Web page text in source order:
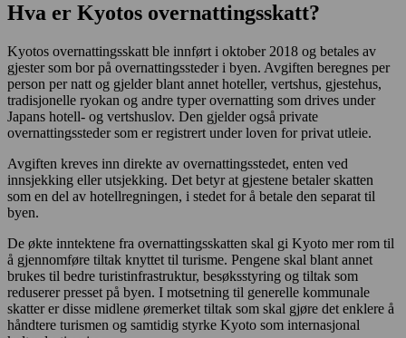
Hva er Kyotos overnattingsskatt?
Kyotos overnattingsskatt ble innført i oktober 2018 og betales av
gjester som bor på overnattingssteder i byen. Avgiften beregnes per
person per natt og gjelder blant annet hoteller, vertshus, gjestehus,
tradisjonelle ryokan og andre typer overnatting som drives under
Japans hotell- og vertshuslov. Den gjelder også private
overnattingssteder som er registrert under loven for privat utleie.
Avgiften kreves inn direkte av overnattingsstedet, enten ved
innsjekking eller utsjekking. Det betyr at gjestene betaler skatten
som en del av hotellregningen, i stedet for å betale den separat til
byen.
De økte inntektene fra overnattingsskatten skal gi Kyoto mer rom til
å gjennomføre tiltak knyttet til turisme. Pengene skal blant annet
brukes til bedre turistinfrastruktur, besøksstyring og tiltak som
reduserer presset på byen. I motsetning til generelle kommunale
skatter er disse midlene øremerket tiltak som skal gjøre det enklere å
håndtere turismen og samtidig styrke Kyoto som internasjonal